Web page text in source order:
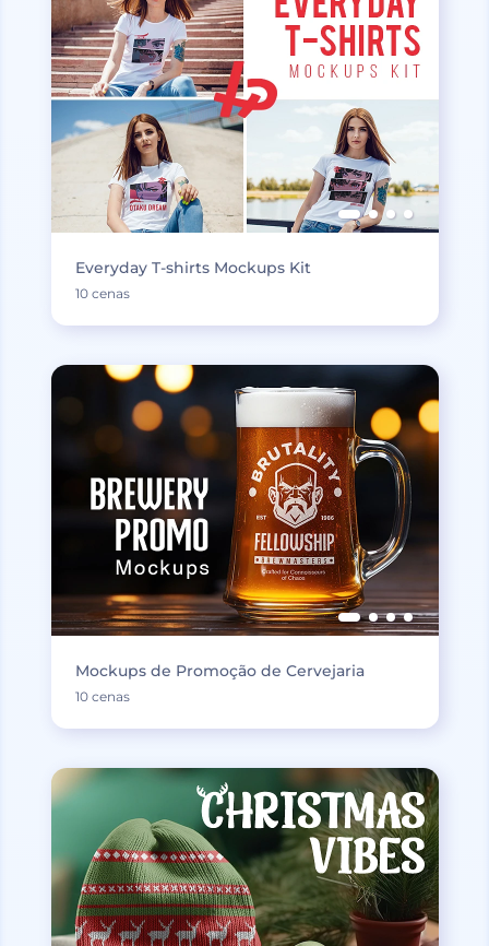
Everyday T-shirts Mockups Kit
10 cenas
Mockups de Promoção de Cervejaria
10 cenas